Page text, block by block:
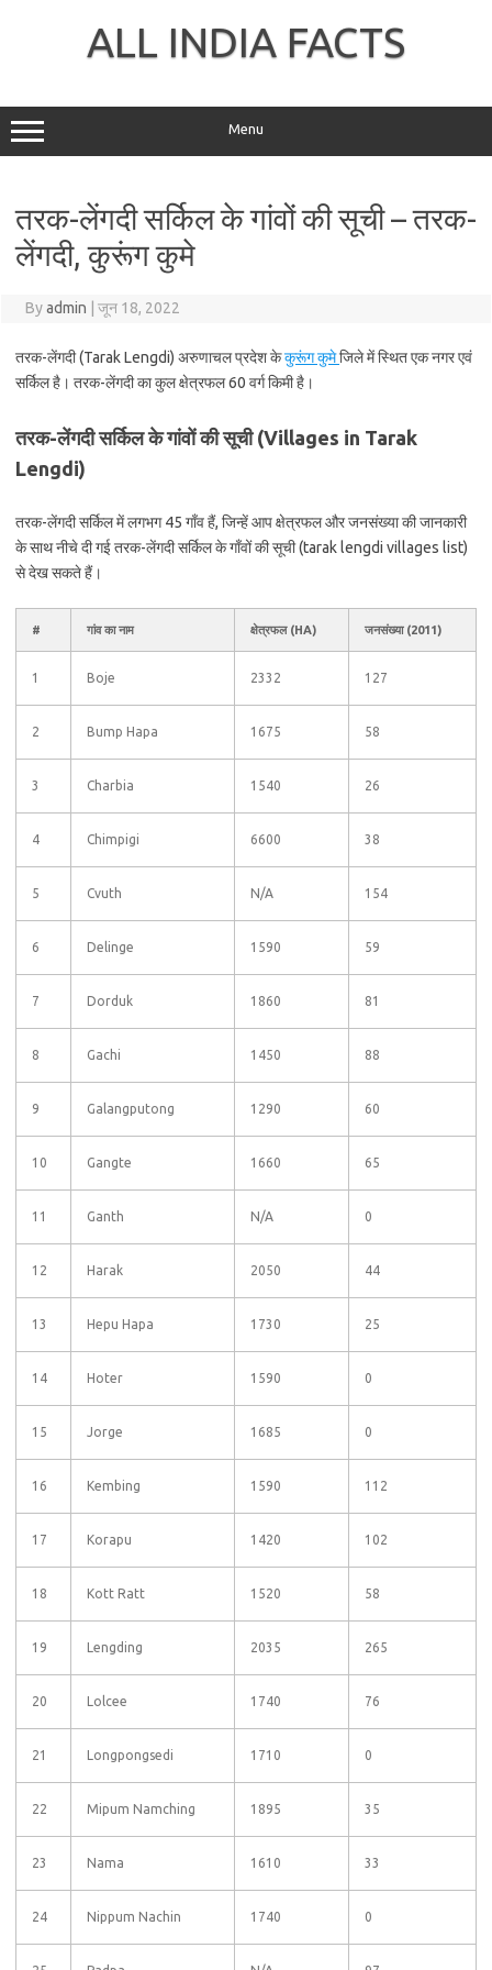
ALL INDIA FACTS
Menu
तरक-लेंगदी सर्किल के गांवों की सूची – तरक-
लेंगदी, कुरूंग कुमे
Byadmin जून 18, 2022
तरक-लेंगदी (Tarak Lengdi) अरुणाचल प्रदेश केकुरूंग कुमेजिले में स्थित एक नगर एवं
सर्किल है। तरक-लेंगदी का कुल क्षेत्रफल 60 वर्ग किमी है।
तरक-लेंगदी सर्किल के गांवों की सूची (Villages in Tarak
Lengdi)
तरक-लेंगदी सर्किल में लगभग 45 गाँव हैं, जिन्हें आप क्षेत्रफल और जनसंख्या की जानकारी
के साथ नीचे दी गई तरक-लेंगदी सर्किल के गाँवों की सूची (tarak lengdi villages list)
से देख सकते हैं।
# गांव का नाम क्षेत्रफल (HA) जनसंख्या (2011)
1 Boje 2332 127
2 Bump Hapa 1675 58
3 Charbia 1540 26
4 Chimpigi 6600 38
5 Cvuth N/A 154
6 Delinge 1590 59
7 Dorduk 1860 81
8 Gachi 1450 88
9 Galangputong 1290 60
10 Gangte 1660 65
11 Ganth N/A 0
12 Harak 2050 44
13 Hepu Hapa 1730 25
14 Hoter 1590 0
15 Jorge 1685 0
16 Kembing 1590 112
17 Korapu 1420 102
18 Kott Ratt 1520 58
19 Lengding 2035 265
20 Lolcee 1740 76
21 Longpongsedi 1710 0
22 Mipum Namching 1895 35
23 Nama 1610 33
24 Nippum Nachin 1740 0